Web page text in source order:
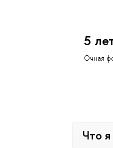
5
Очная
Что я